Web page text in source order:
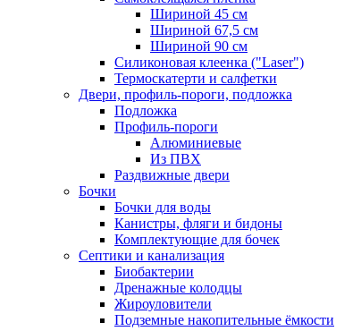
Шириной 45 см
Шириной 67,5 см
Шириной 90 см
Силиконовая клеенка ("Laser")
Термоскатерти и салфетки
Двери, профиль-пороги, подложка
Подложка
Профиль-пороги
Алюминиевые
Из ПВХ
Раздвижные двери
Бочки
Бочки для воды
Канистры, фляги и бидоны
Комплектующие для бочек
Септики и канализация
Биобактерии
Дренажные колодцы
Жироуловители
Подземные накопительные ёмкости